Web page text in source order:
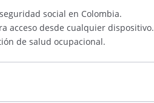
social en Colombia.
acceso desde cualquier dispositivo.
de salud ocupacional.